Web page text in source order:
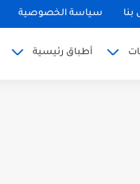
سياسة الخصوصية
أطباق رئيسية